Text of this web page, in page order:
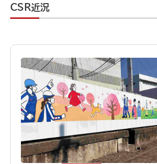
CSR近況